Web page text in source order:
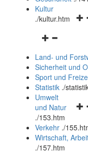
Kultur
./kultur.htm
und
schließen
Land- und
Sicherheit und
Sport und
Statistik ./
und
Umwelt
und Natur
./153.htm
Verkehr ./
Wirtschaft,
./157.htm